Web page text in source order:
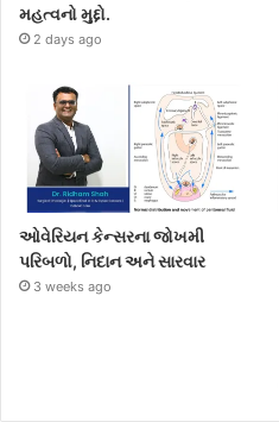
મહત્વનો મુદ્દો.
2 days ago
ઓવેરિયન કેન્સરના જોખમી
પરિબળો, નિદાન અને સારવાર
3 weeks ago